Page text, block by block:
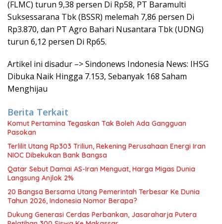
(FLMC) turun 9,38 persen Di Rp58, PT Baramulti
Suksessarana Tbk (BSSR) melemah 7,86 persen Di
Rp3.870, dan PT Agro Bahari Nusantara Tbk (UDNG)
turun 6,12 persen Di Rp65.
Artikel ini disadur –> Sindonews Indonesia News: IHSG
Dibuka Naik Hingga 7.153, Sebanyak 168 Saham
Menghijau
Berita Terkait
Komut Pertamina Tegaskan Tak Boleh Ada Gangguan
Pasokan
Terlilit Utang Rp303 Triliun, Rekening Perusahaan Energi Iran
NIOC Dibekukan Bank Bangsa
Qatar Sebut Damai AS-Iran Menguat, Harga Migas Dunia
Langsung Anjlok 2%
20 Bangsa Bersama Utang Pemerintah Terbesar Ke Dunia
Tahun 2026, Indonesia Nomor Berapa?
Dukung Generasi Cerdas Perbankan, Jasaraharja Putera